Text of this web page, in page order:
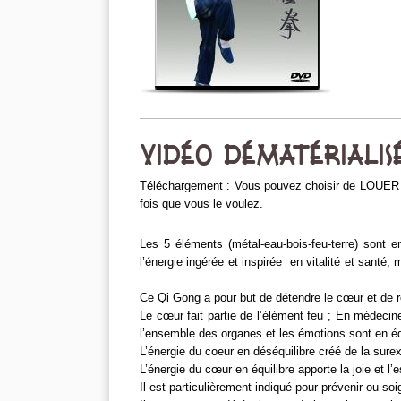
VIDÉO
Téléchargement : Vous pouvez choisir de
fois que vous le voulez.
Les 5 éléments (métal-eau-bois-feu-terre) sont
l’énergie ingérée et inspirée en vitalité et santé,
Ce Qi Gong a pour but de détendre le cœur et de
Le cœur fait partie de l’élément feu ; En
l’ensemble des organes et les émotions sont en
L’énergie du coeur en déséquilibre créé de la
L’énergie du cœur en équilibre apporte la joie et
Il est particulièrement indiqué pour prévenir ou